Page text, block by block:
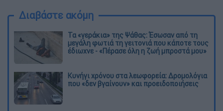
Διαβάστε ακόμη
Τα «γεράκια» της Ψάθας: Έσωσαν από τη
μεγάλη φωτιά τη γειτονιά που κάποτε τους
έδιωχνε - «Πέρασε όλη η ζωή μπροστά μου»
Κυνήγι χρόνου στα λεωφορεία: Δρομολόγια
που «δεν βγαίνουν» και προειδοποιήσεις